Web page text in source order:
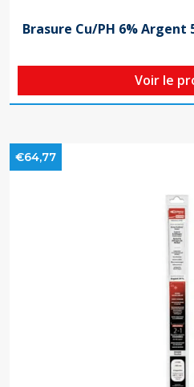
Brasure Cu/PH 6%
Voir le
€64,77